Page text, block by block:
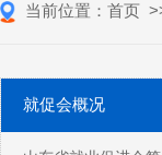
当前位置： 首页
就促会概况